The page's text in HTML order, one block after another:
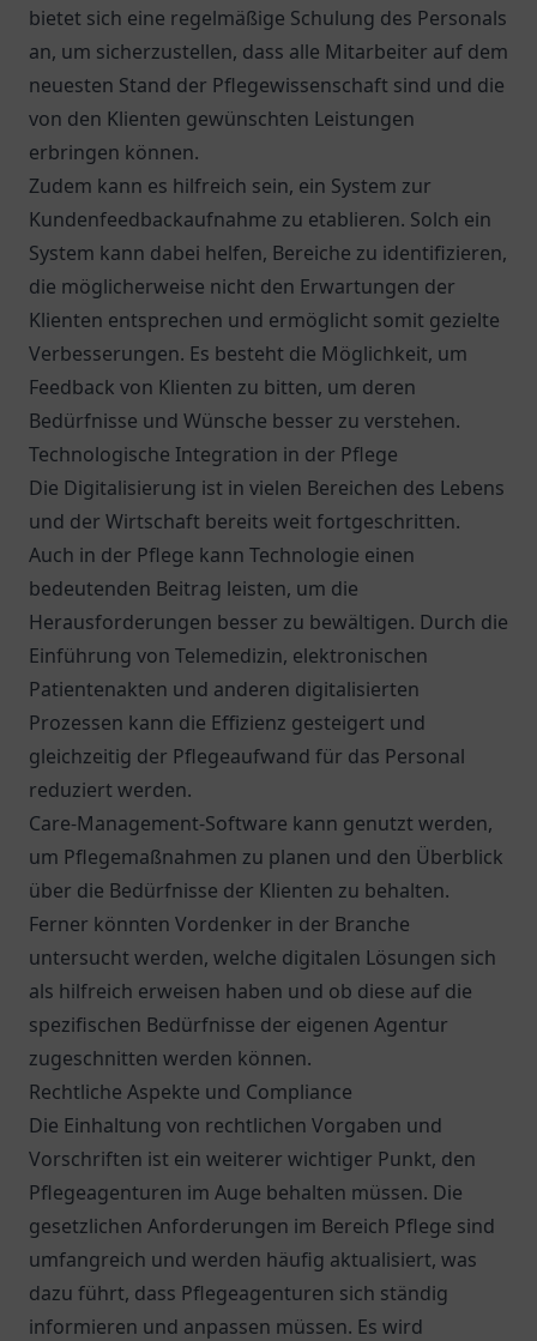
bietet sich eine regelmäßige Schulung des Personals
an, um sicherzustellen, dass alle Mitarbeiter auf dem
neuesten Stand der Pflegewissenschaft sind und die
von den Klienten gewünschten Leistungen
erbringen können.
Zudem kann es hilfreich sein, ein System zur
Kundenfeedbackaufnahme zu etablieren. Solch ein
System kann dabei helfen, Bereiche zu identifizieren,
die möglicherweise nicht den Erwartungen der
Klienten entsprechen und ermöglicht somit gezielte
Verbesserungen. Es besteht die Möglichkeit, um
Feedback von Klienten zu bitten, um deren
Bedürfnisse und Wünsche besser zu verstehen.
Technologische Integration in der Pflege
Die Digitalisierung ist in vielen Bereichen des Lebens
und der Wirtschaft bereits weit fortgeschritten.
Auch in der Pflege kann Technologie einen
bedeutenden Beitrag leisten, um die
Herausforderungen besser zu bewältigen. Durch die
Einführung von Telemedizin, elektronischen
Patientenakten und anderen digitalisierten
Prozessen kann die Effizienz gesteigert und
gleichzeitig der Pflegeaufwand für das Personal
reduziert werden.
Care-Management-Software kann genutzt werden,
um Pflegemaßnahmen zu planen und den Überblick
über die Bedürfnisse der Klienten zu behalten.
Ferner könnten Vordenker in der Branche
untersucht werden, welche digitalen Lösungen sich
als hilfreich erweisen haben und ob diese auf die
spezifischen Bedürfnisse der eigenen Agentur
zugeschnitten werden können.
Rechtliche Aspekte und Compliance
Die Einhaltung von rechtlichen Vorgaben und
Vorschriften ist ein weiterer wichtiger Punkt, den
Pflegeagenturen im Auge behalten müssen. Die
gesetzlichen Anforderungen im Bereich Pflege sind
umfangreich und werden häufig aktualisiert, was
dazu führt, dass Pflegeagenturen sich ständig
informieren und anpassen müssen. Es wird